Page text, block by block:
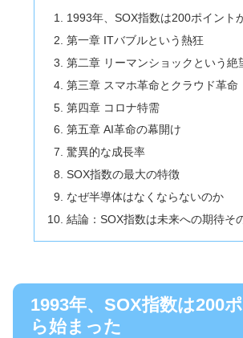
1993年、SOX指数は200ポイント
第一章 ITバブルという熱狂
第二章 リーマンショックという絶
第三章 スマホ革命とクラウド革命
第四章 コロナ特需
第五章 AI革命の幕開け
驚異的な成長率
SOX指数の最大の特徴
なぜ半導体はなくならないのか
結論：SOX指数は未来への期待そ
1993年、SOX指数は200
ら始まった